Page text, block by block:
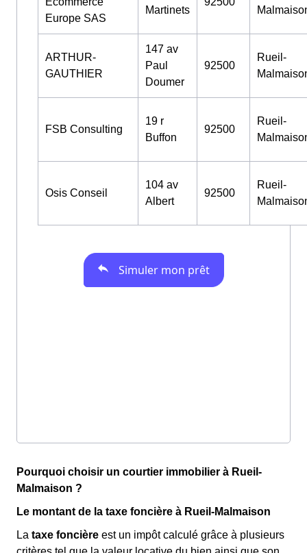
Europe SAS
Martinets
ARTHUR-
GAUTHIER
147 av
Paul
Doumer
92500
Rueil-
FSB Consulting
19 r
Buffon
92500
Rueil-
Osis Conseil
104 av
Albert
92500
Rueil-
Pourquoi choisir un courtier immobilier à Rueil-
Malmaison ?
Le montant de la taxe foncière à Rueil-Malmaison
La taxe foncière est un impôt calculé grâce à plusieurs